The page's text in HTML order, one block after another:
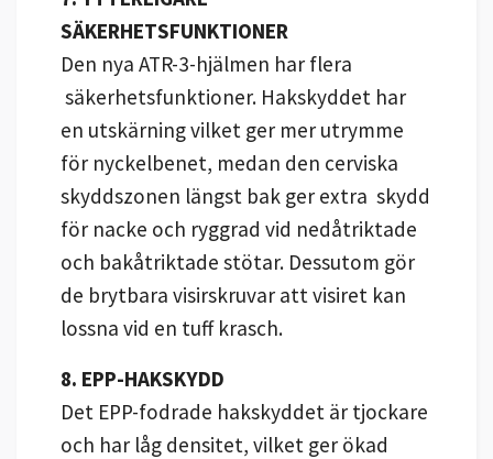
SÄKERHETSFUNKTIONER
Den nya ATR-3-hjälmen har flera
säkerhetsfunktioner. Hakskyddet har
en utskärning vilket ger mer utrymme
för nyckelbenet, medan den cerviska
skyddszonen längst bak ger extra skydd
för nacke och ryggrad vid nedåtriktade
och bakåtriktade stötar. Dessutom gör
de brytbara visirskruvar att visiret kan
lossna vid en tuff krasch.
8. EPP-HAKSKYDD
Det EPP-fodrade hakskyddet är tjockare
och har låg densitet, vilket ger ökad